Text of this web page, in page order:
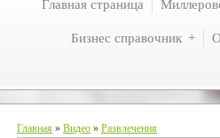
Главная страница
Бизнес справочник
Главная » Видео » Развлечения